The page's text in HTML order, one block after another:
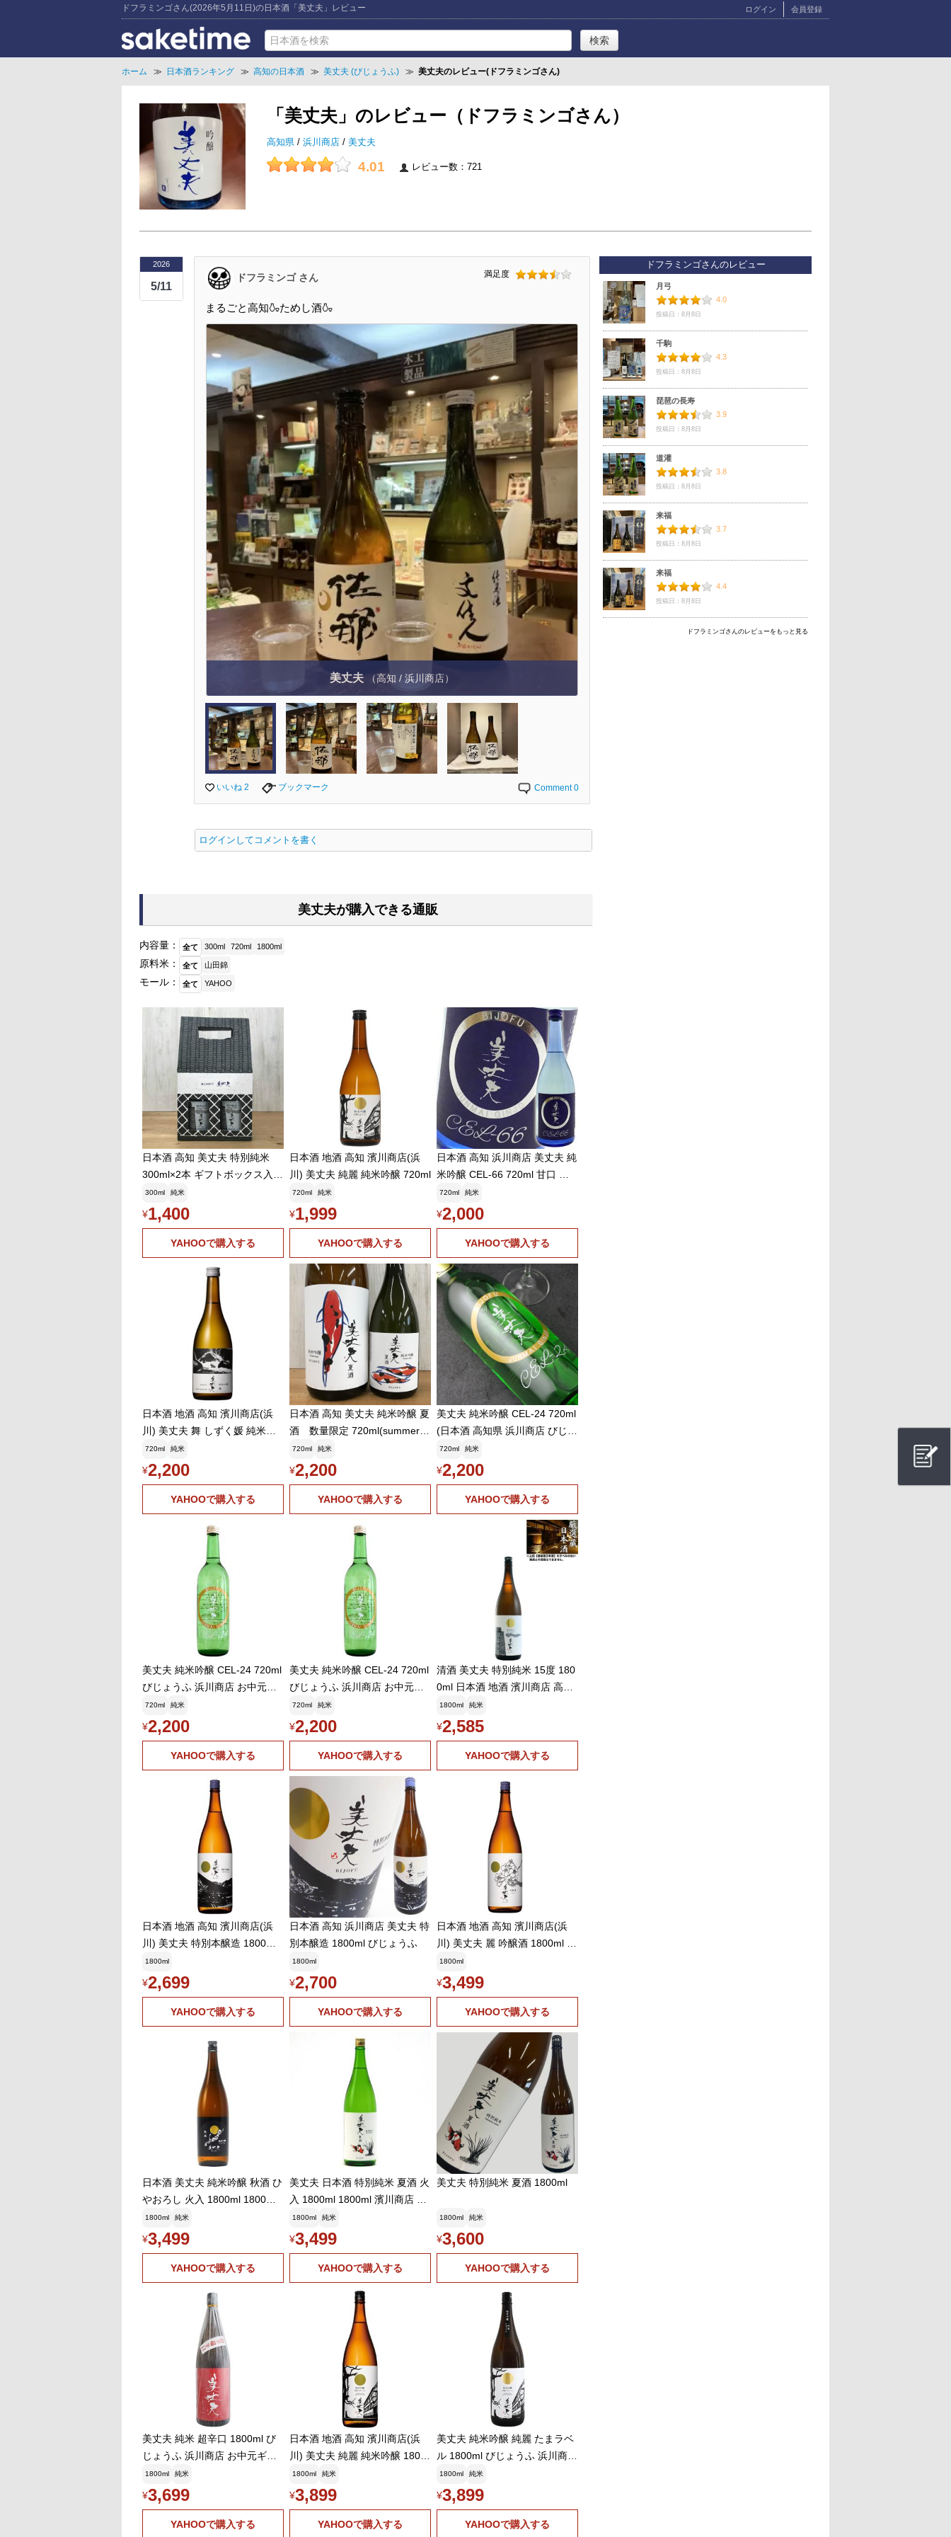
ドフラミンゴさん(2026年5月11日)の日本酒「美丈夫」レビュー ログイン 会員登録
ホーム ≫ 日本酒ランキング ≫ 高知の日本酒 ≫ 美丈夫 (びじょうふ) ≫ 美丈夫のレビュー(ドフラミンゴさん)
「美丈夫」のレビュー（ドフラミンゴさん）
高知県 / 浜川商店 / 美丈夫
4.01 レビュー数：721
2026
5/11
ドフラミンゴ さん 満足度
まるごと高知🍶ためし酒🍶
美丈夫 （高知 / 浜川商店）
いいね 2 ブックマーク Comment 0
ログインしてコメントを書く
ドフラミンゴさんのレビュー
月弓
4.0
投稿日：8月8日
千駒
4.3
投稿日：8月8日
琵琶の長寿
3.9
投稿日：8月8日
道灌
3.8
投稿日：8月8日
来福
3.7
投稿日：8月8日
来福
4.4
投稿日：8月8日
ドフラミンゴさんのレビューをもっと見る
美丈夫が購入できる通販
内容量： 全て 300ml 720ml 1800ml
原料米： 全て 山田錦
モール： 全て YAHOO
日本酒 高知 美丈夫 特別純米
300ml×2本 ギフトボックス入り
(燗酒特集)
300ml 純米
¥1,400
YAHOOで購入する
日本酒 地酒 高知 濱川商店(浜
川) 美丈夫 純麗 純米吟醸 720ml
720ml 純米
¥1,999
YAHOOで購入する
日本酒 高知 浜川商店 美丈夫 純
米吟醸 CEL-66 720ml 甘口 セ
ル フルーティ びじょうふ 【2,0
00本限定】ホワイトデー
720ml 純米
¥2,000
YAHOOで購入する
日本酒 地酒 高知 濱川商店(浜
川) 美丈夫 舞 しずく媛 純米大
吟醸 720ml
720ml 純米
¥2,200
YAHOOで購入する
日本酒 高知 美丈夫 純米吟醸 夏
酒 数量限定 720ml(summer)
お中元 夏ギフト
720ml 純米
¥2,200
YAHOOで購入する
美丈夫 純米吟醸 CEL-24 720ml
(日本酒 高知県 浜川商店 びじょ
うふ)
720ml 純米
¥2,200
YAHOOで購入する
美丈夫 純米吟醸 CEL-24 720ml
びじょうふ 浜川商店 お中元ギ
フト
720ml 純米
¥2,200
YAHOOで購入する
美丈夫 純米吟醸 CEL-24 720ml
びじょうふ 浜川商店 お中元ギ
フト
720ml 純米
¥2,200
YAHOOで購入する
清酒 美丈夫 特別純米 15度 180
0ml 日本酒 地酒 濱川商店 高知
県
1800ml 純米
¥2,585
YAHOOで購入する
日本酒 地酒 高知 濱川商店(浜
川) 美丈夫 特別本醸造 1800ml
1梱包6本まで
1800ml
¥2,699
YAHOOで購入する
日本酒 高知 浜川商店 美丈夫 特
別本醸造 1800ml びじょうふ
1800ml
¥2,700
YAHOOで購入する
日本酒 地酒 高知 濱川商店(浜
川) 美丈夫 麗 吟醸酒 1800ml 1
梱包6本まで
1800ml
¥3,499
YAHOOで購入する
日本酒 美丈夫 純米吟醸 秋酒 ひ
やおろし 火入 1800ml 1800ml
濱川商店 高知県
1800ml 純米
¥3,499
YAHOOで購入する
美丈夫 日本酒 特別純米 夏酒 火
入 1800ml 1800ml 濱川商店 高
知県
1800ml 純米
¥3,499
YAHOOで購入する
美丈夫 特別純米 夏酒 1800ml
1800ml 純米
¥3,600
YAHOOで購入する
美丈夫 純米 超辛口 1800ml び
じょうふ 浜川商店 お中元ギフ
ト
1800ml 純米
¥3,699
YAHOOで購入する
日本酒 地酒 高知 濱川商店(浜
川) 美丈夫 純麗 純米吟醸 1800
ml 1梱包6本まで
1800ml 純米
¥3,899
YAHOOで購入する
美丈夫 純米吟醸 純麗 たまラベ
ル 1800ml びじょうふ 浜川商店
お中元ギフト
1800ml 純米
¥3,899
YAHOOで購入する